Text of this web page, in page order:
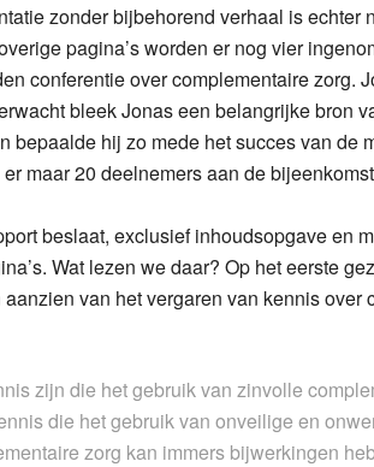
zonder bijbehorend verhaal is echter
pagina’s worden er nog vier
conferentie over complementaire zorg.
bleek Jonas een belangrijke bron
bepaalde hij zo mede het succes van de
maar 20 deelnemers aan de
beslaat, exclusief inhoudsopgave en
Wat lezen we daar? Op het eerste
van het vergaren van kennis over
zijn die het gebruik van zinvolle
die het gebruik van onveilige en
zorg kan immers bijwerkingen